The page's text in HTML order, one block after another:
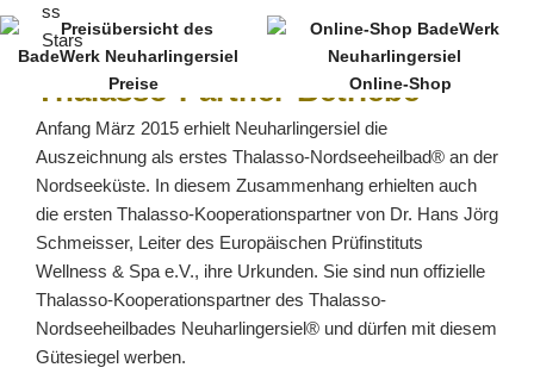
Preise Online-Shop
Thalasso-Partner-Betriebe
Anfang März 2015 erhielt Neuharlingersiel die
Auszeichnung als erstes Thalasso-Nordseeheilbad® an der
Nordseeküste. In diesem Zusammenhang erhielten auch
die ersten Thalasso-Kooperationspartner von Dr. Hans Jörg
Schmeisser, Leiter des Europäischen Prüfinstituts
Wellness & Spa e.V., ihre Urkunden. Sie sind nun offizielle
Thalasso-Kooperationspartner des Thalasso-
Nordseeheilbades Neuharlingersiel® und dürfen mit diesem
Gütesiegel werben.